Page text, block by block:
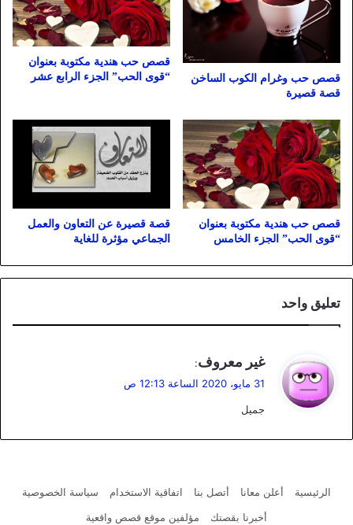
قصص حب وغرام الكوب الساخن
قصة قصيرة
قصص حب هندية مكتوبة بعنوان
“قوى الحب” الجزء الرابع عشر
قصص حب هندية مكتوبة بعنوان
“قوى الحب” الجزء الخامس
قصة قصيرة عن التعاون والعمل
الجماعي مؤثرة للغاية
تعليق واحد
ي
ل
غير معروف:
31 مايو، 2020 الساعة 12:13 ص
جميل
الرئيسية أعلن معانا أتصل بنا اتفاقية الاستخدام
سياسة الخصوصية
أخبرنا بقصتك
مؤلفين موقع قصص واقعية